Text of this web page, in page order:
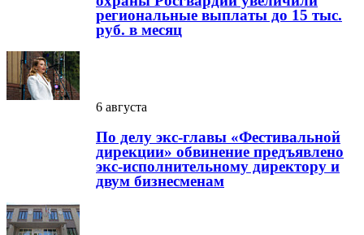
региональные выплаты до 15 тыс.
руб. в месяц
6 августа
По делу экс-главы «Фестивальной
дирекции» обвинение предъявлено
экс-исполнительному директору и
двум бизнесменам